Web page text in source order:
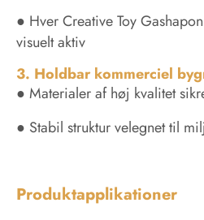
● Hver Creative Toy
visuelt aktiv
3. Holdbar kommerciel
● Materialer af høj kvalitet
● Stabil struktur velegnet til
Produktapplikationer